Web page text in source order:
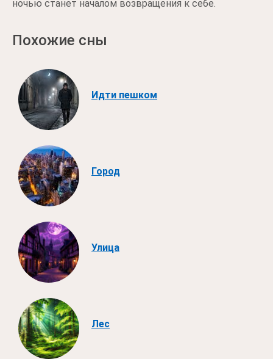
ночью станет началом возвращения к себе.
Похожие сны
Идти пешком
Город
Улица
Лес